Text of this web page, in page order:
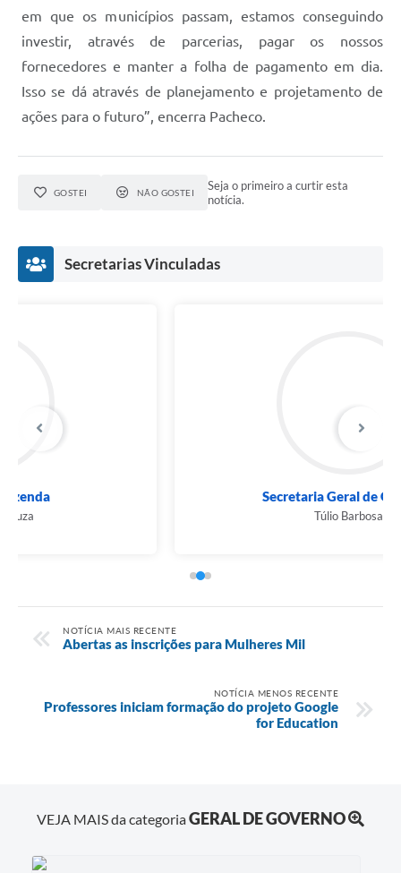
em que os municípios passam, estamos conseguindo
investir, através de parcerias, pagar os nossos
fornecedores e manter a folha de pagamento em dia.
Isso se dá através de planejamento e projetamento de
ações para o futuro”, encerra Pacheco.
GOSTEI NÃO GOSTEI
Seja o primeiro a curtir esta
notícia.
Secretarias Vinculadas
Secretaria Geral de Governo
NOTÍCIA MAIS RECENTE
Abertas as inscrições para Mulheres Mil
NOTÍCIA MENOS RECENTE
Professores iniciam formação do projeto Google
for Education
VEJA MAIS da categoriaGERAL DE GOVERNO